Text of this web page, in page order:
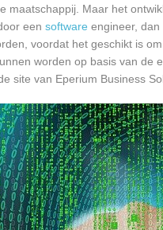
maatschappij. Maar het
een software engineer,
voordat het geschikt is
worden op basis van de
site van Eperium Business